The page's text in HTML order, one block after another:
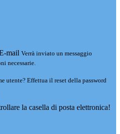
mail Verrà inviato un messaggio
necessarie.
utente? Effettua il reset della password
la casella di posta elettronica!